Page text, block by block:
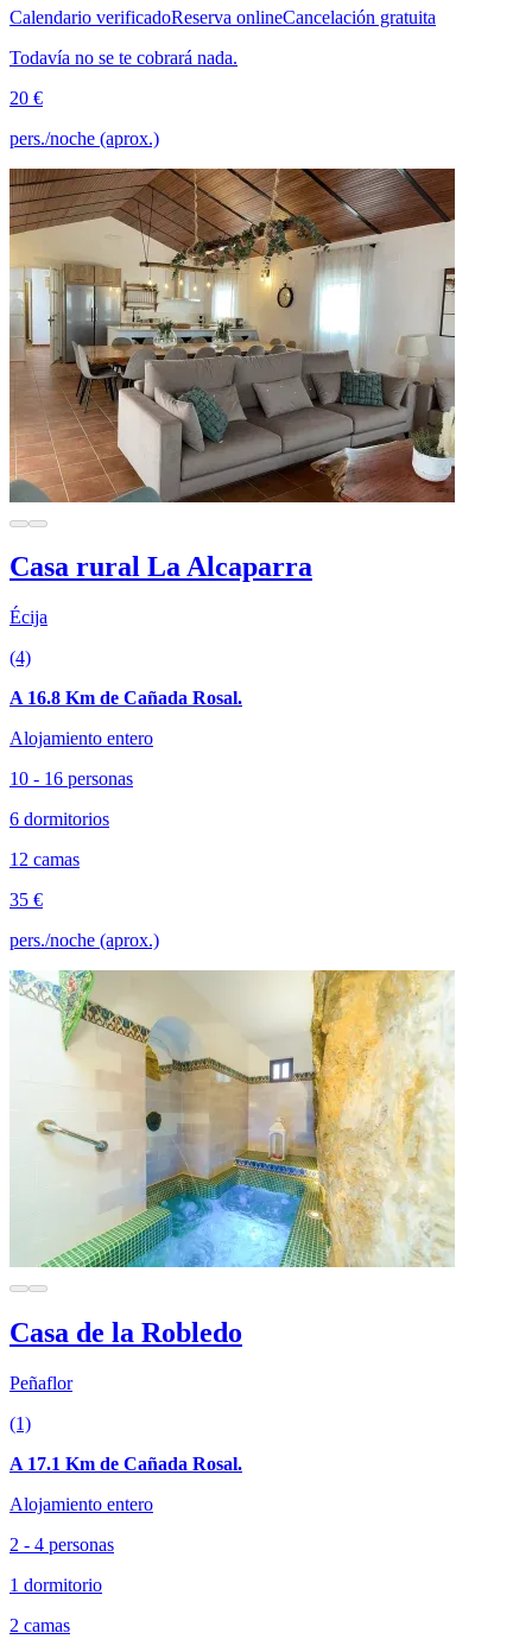
Calendario verificadoReserva onlineCancelación gratuita
Todavía no se te cobrará nada.
20 €
pers./noche (aprox.)
Casa rural La Alcaparra
Écija
(4)
A 16.8 Km de Cañada Rosal.
Alojamiento entero
10 - 16 personas
6 dormitorios
12 camas
35 €
pers./noche (aprox.)
Casa de la Robledo
Peñaflor
(1)
A 17.1 Km de Cañada Rosal.
Alojamiento entero
2 - 4 personas
1 dormitorio
2 camas